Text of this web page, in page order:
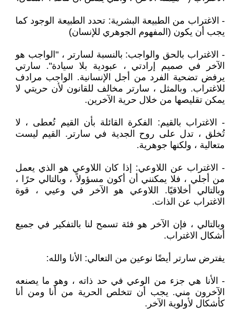
- الاغتراب من الطبيعة البشرية: تحدد الطبيعة الوجود كما
يجب أن يكون (المفهوم الجوهري للإنسان)
- الاغتراب بالحق والواجب: بالنسبة لسارتر ، "الواجب هو
الآخر في صميم إرادتي ، عبودية بلا سيادة". سارتي
يرفض تضحية الفرد من أجل الإنسانية. الواجب مرادف
للاغتراب. وبالمثل ، سارتر مخالف للقانون لأن حريتي لا
يمكن تقليصها من خلال حرية الآخرين.
- الاغتراب بالقيم: الفكرة القائلة بأن القيم تُعطى ، لا
تُخلق ، تدل على روح الجدية في سارتر. القيم ليست
متعالية ، ولكنها جوهرية.
- الاغتراب عن اللاوعي: إذا كان اللاوعي هو الذي يعمل
من أجلي ، فلا يمكنني أن أكون مسؤولاً ، وبالتالي حرًا ،
وبالتالي أخلاقيًا. اللاوعي هو الآخر في وعيي ، قوة
الاغتراب عن الذات.
وبالتالي ، فإن الآخر هو فئة تسمح لنا بالتفكير في جميع
أشكال الاغتراب.
يفترض سارتر أيضًا نوعين من التعالي: الأنا والله:
- الأنا هي جزء من الوعي في حد ذاته ، وهو ما يصنعه
الآخرون مني. يجب أن تتخلص الحرية من أنا ومن أنا
كأشكال لأولوية الآخر.